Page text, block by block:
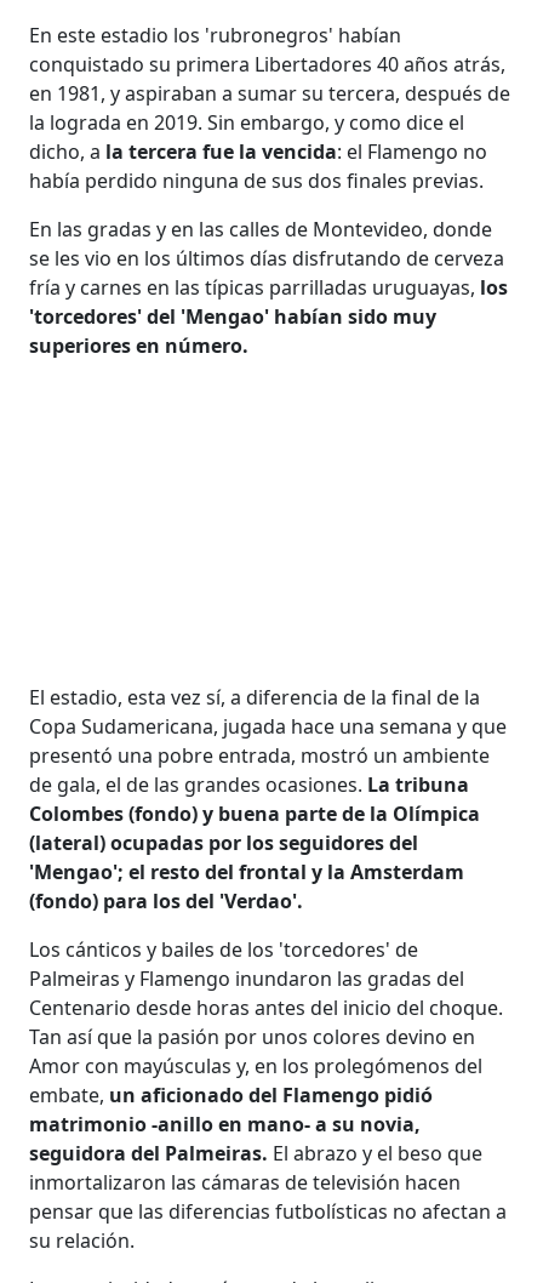
En este estadio los 'rubronegros' habían
conquistado su primera Libertadores 40 años atrás,
en 1981, y aspiraban a sumar su tercera, después de
la lograda en 2019. Sin embargo, y como dice el
dicho, a la tercera fue la vencida: el Flamengo no
había perdido ninguna de sus dos finales previas.
En las gradas y en las calles de Montevideo, donde
se les vio en los últimos días disfrutando de cerveza
fría y carnes en las típicas parrilladas uruguayas, los
'torcedores' del 'Mengao' habían sido muy
superiores en número.
El estadio, esta vez sí, a diferencia de la final de la
Copa Sudamericana, jugada hace una semana y que
presentó una pobre entrada, mostró un ambiente
de gala, el de las grandes ocasiones. La tribuna
Colombes (fondo) y buena parte de la Olímpica
(lateral) ocupadas por los seguidores del
'Mengao'; el resto del frontal y la Amsterdam
(fondo) para los del 'Verdao'.
Los cánticos y bailes de los 'torcedores' de
Palmeiras y Flamengo inundaron las gradas del
Centenario desde horas antes del inicio del choque.
Tan así que la pasión por unos colores devino en
Amor con mayúsculas y, en los prolegómenos del
embate, un aficionado del Flamengo pidió
matrimonio -anillo en mano- a su novia,
seguidora del Palmeiras. El abrazo y el beso que
inmortalizaron las cámaras de televisión hacen
pensar que las diferencias futbolísticas no afectan a
su relación.